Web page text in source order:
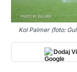
Kol Palmer (foto:
Dodaj